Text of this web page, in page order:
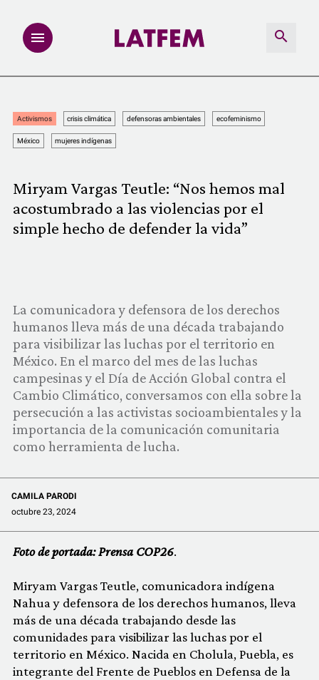
INVESTIGACIONES
REDACCIÓN ABIERTA
COMUNIDAD
QUIÉNES SOMOS
Activismos crisis climática defensoras ambientales ecofeminismo
México mujeres indígenas
Miryam Vargas Teutle: “Nos hemos mal
acostumbrado a las violencias por el
simple hecho de defender la vida”
La comunicadora y defensora de los derechos
humanos lleva más de una década trabajando
para visibilizar las luchas por el territorio en
México. En el marco del mes de las luchas
campesinas y el Día de Acción Global contra el
Cambio Climático, conversamos con ella sobre la
persecución a las activistas socioambientales y la
importancia de la comunicación comunitaria
como herramienta de lucha.
CAMILA PARODI
octubre 23, 2024
Foto de portada: Prensa COP26.
Miryam Vargas Teutle, comunicadora indígena
Nahua y defensora de los derechos humanos, lleva
más de una década trabajando desde las
comunidades para visibilizar las luchas por el
territorio en México. Nacida en Cholula, Puebla, es
integrante del Frente de Pueblos en Defensa de la